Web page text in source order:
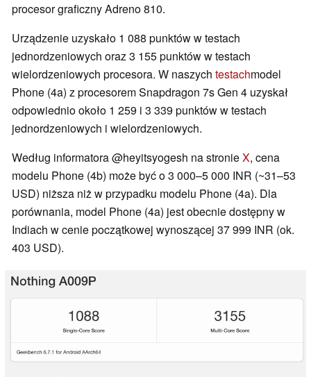
procesor graficzny Adreno 810.
Urządzenie uzyskało 1 088 punktów w testach
jednordzeniowych oraz 3 155 punktów w testach
wielordzeniowych procesora. W naszych testachmodel
Phone (4a) z procesorem Snapdragon 7s Gen 4 uzyskał
odpowiednio około 1 259 i 3 339 punktów w testach
jednordzeniowych i wielordzeniowych.
Według informatora @heyitsyogesh na stronieX, cena
modelu Phone (4b) może być o 3 000–5 000 INR (~31–53
USD) niższa niż w przypadku modelu Phone (4a). Dla
porównania, model Phone (4a) jest obecnie dostępny w
Indiach w cenie początkowej wynoszącej 37 999 INR (ok.
403 USD).